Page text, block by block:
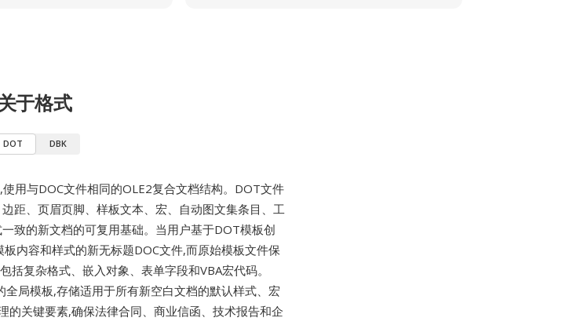
关于格式
DOT DBK
用与DOC文件相同的OLE2复合文档结构。DOT文件
距、页眉页脚、样板文本、宏、自动图文集条目、工
致的新文档的可复用基础。当用户基于DOT模板创
内容和样式的新无标题DOC文件,而原始模板文件保
复杂格式、嵌入对象、表单字段和VBA宏代码。
局模板,存储适用于所有新空白文档的默认样式、宏
的关键要素,确保法律合同、商业信函、技术报告和企